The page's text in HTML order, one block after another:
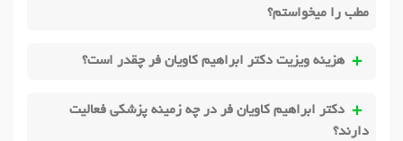
مطب را میخواستم؟
هزینه ویزیت دکتر ابراهیم کاویان فر چقدر است؟
دکتر ابراهیم کاویان فر در چه زمینه پزشکی فعالیت
دارند؟